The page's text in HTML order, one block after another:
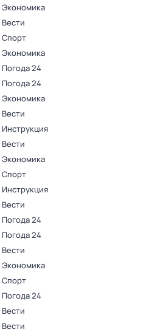
Экономика
Вести
Спорт
Экономика
Погода 24
Погода 24
Экономика
Вести
Инструкция
Вести
Экономика
Спорт
Инструкция
Вести
Погода 24
Погода 24
Вести
Экономика
Спорт
Погода 24
Вести
Вести